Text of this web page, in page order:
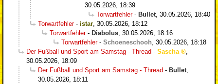
30.05.2026, 18:39
Torwartfehler- Bullet 30.05.2026, 18:40
Torwartfehler- istar 30.05.2026, 18:12
Torwartfehler- Diabolus 30.05.2026, 18:16
Torwartfehler- Schoeneschooh 30.05.2026, 18:18
Der Fußball und Sport am Samstag - Thread - Sascha
30.05.2026, 18:09
Der Fußball und Sport am Samstag - Thread - Bullet
30.05.2026, 18:11